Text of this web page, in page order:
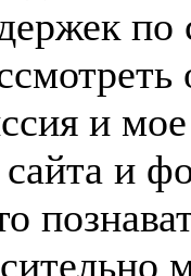
и
сайта и